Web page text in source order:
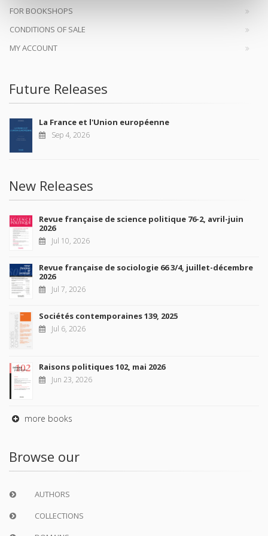
FOR BOOKSHOPS
CONDITIONS OF SALE
MY ACCOUNT
Future Releases
La France et l'Union européenne
Sep 4, 2026
New Releases
Revue française de science politique 76-2, avril-juin
2026
Jul 10, 2026
Revue française de sociologie 66 3/4, juillet-décembre
2026
Jul 7, 2026
Sociétés contemporaines 139, 2025
Jul 6, 2026
Raisons politiques 102, mai 2026
Jun 23, 2026
more books
Browse our
AUTHORS
COLLECTIONS